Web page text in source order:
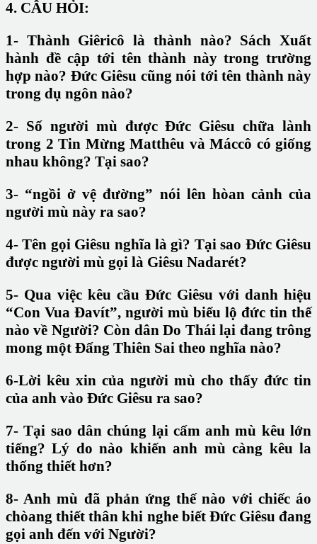
4. CÂU HỎI:
1- Thành Giêricô là thành nào? Sách Xuất
hành đề cập tới tên thành này trong trường
hợp nào? Đức Giêsu cũng nói tới tên thành này
trong dụ ngôn nào?
2- Số người mù được Đức Giêsu chữa lành
trong 2 Tin Mừng Matthêu và Máccô có giống
nhau không? Tại sao?
3- “ngồi ở vệ đường” nói lên hòan cảnh của
người mù này ra sao?
4- Tên gọi Giêsu nghĩa là gì? Tại sao Đức Giêsu
được người mù gọi là Giêsu Nadarét?
5- Qua việc kêu cầu Đức Giêsu với danh hiệu
“Con Vua Đavít”, người mù biểu lộ đức tin thế
nào về Người? Còn dân Do Thái lại đang trông
mong một Đấng Thiên Sai theo nghĩa nào?
6-Lời kêu xin của người mù cho thấy đức tin
của anh vào Đức Giêsu ra sao?
7- Tại sao dân chúng lại cấm anh mù kêu lớn
tiếng? Lý do nào khiến anh mù càng kêu la
thống thiết hơn?
8- Anh mù đã phản ứng thế nào với chiếc áo
chòang thiết thân khi nghe biết Đức Giêsu đang
gọi anh đến với Người?